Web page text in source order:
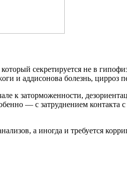
секретируется не в
и аддисонова болезнь, цирроз
к заторможенности,
— с затруднением
а иногда и требуется